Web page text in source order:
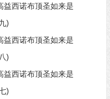
益西诺布顶圣如来是
)
益西诺布顶圣如来是
)
益西诺布顶圣如来是
)